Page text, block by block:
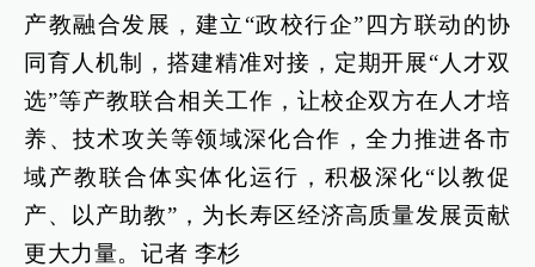
产教融合发展，建立“政校行企”四方联动的协
同育人机制，搭建精准对接，定期开展“人才双
选”等产教联合相关工作，让校企双方在人才培
养、技术攻关等领域深化合作，全力推进各市
域产教联合体实体化运行，积极深化“以教促
产、以产助教”，为长寿区经济高质量发展贡献
更大力量。记者 李杉